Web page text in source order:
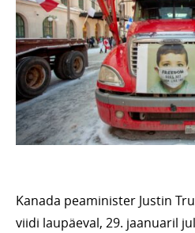
Kanada peaminister Justin
viidi laupäeval, 29. jaanuaril